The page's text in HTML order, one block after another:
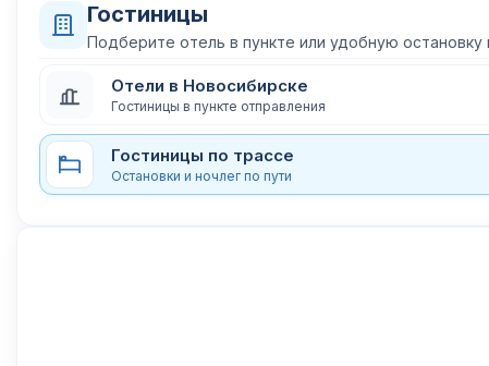
Гостиницы
Подберите отель в пункте или удобную
Отели в Новосибирске
Гостиницы в пункте отправления
Гостиницы по трассе
Остановки и ночлег по пути